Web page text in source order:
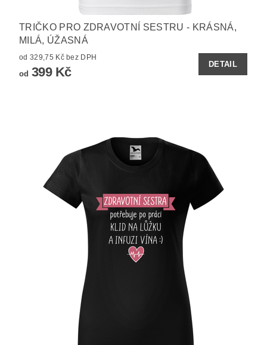
TRIČKO PRO ZDRAVOTNÍ SESTRU - KRÁSNÁ,
MILÁ, ÚŽASNÁ
od 329,75 Kč bez DPH
od 399 Kč
DETAIL